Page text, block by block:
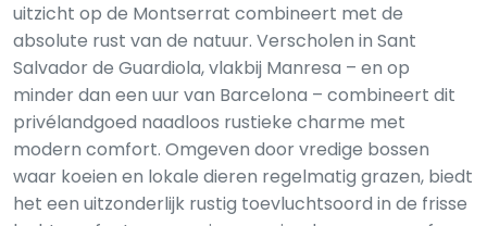
uitzicht op de Montserrat combineert met de
absolute rust van de natuur. Verscholen in Sant
Salvador de Guardiola, vlakbij Manresa – en op
minder dan een uur van Barcelona – combineert dit
privélandgoed naadloos rustieke charme met
modern comfort. Omgeven door vredige bossen
waar koeien en lokale dieren regelmatig grazen, biedt
het een uitzonderlijk rustig toevluchtsoord in de frisse